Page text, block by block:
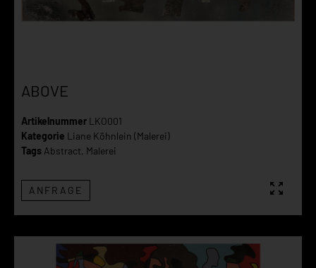
ABOVE
Artikelnummer LKO001
Kategorie Liane Köhnlein (Malerei)
Tags Abstract, Malerei
ANFRAGE